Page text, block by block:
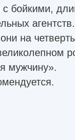
бойкими,
на
мужчину».